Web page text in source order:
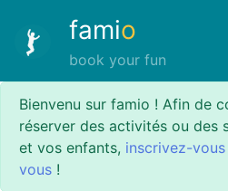
famio
book your fun
Bienvenu sur famio ! Afin de
réserver des activités ou des
et vos enfants, inscrivez-vous
vous !